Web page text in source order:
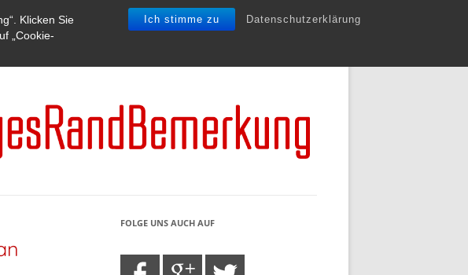
Klicken Sie
„Cookie-
Ich stimme zu Datenschutzerklärung
FOLGE UNS AUCH AUF